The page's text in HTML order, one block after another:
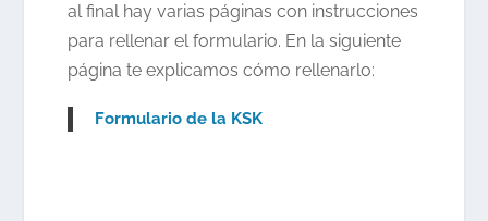
al final hay varias páginas con instrucciones
para rellenar el formulario. En la siguiente
página te explicamos cómo rellenarlo:
Formulario de la KSK